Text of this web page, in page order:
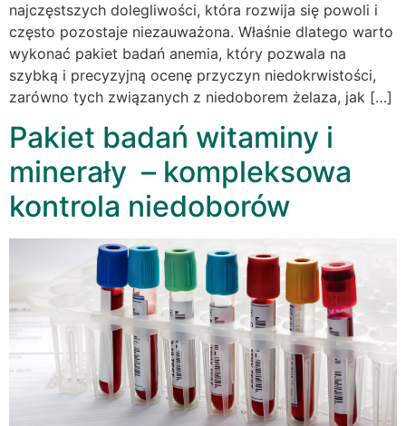
najczęstszych dolegliwości, która rozwija się powoli i
często pozostaje niezauważona. Właśnie dlatego warto
wykonać pakiet badań anemia, który pozwala na
szybką i precyzyjną ocenę przyczyn niedokrwistości,
zarówno tych związanych z niedoborem żelaza, jak […]
Pakiet badań witaminy i
minerały – kompleksowa
kontrola niedoborów